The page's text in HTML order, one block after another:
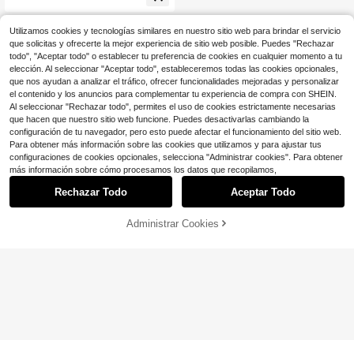
¡29% DE DESCUENTO! AÑADIR A LA BOLSA
Utilizamos cookies y tecnologías similares en nuestro sitio web para brindar el servicio
que solicitas y ofrecerte la mejor experiencia de sitio web posible. Puedes "Rechazar
todo", "Aceptar todo" o establecer tu preferencia de cookies en cualquier momento a tu
elección. Al seleccionar "Aceptar todo", estableceremos todas las cookies opcionales,
que nos ayudan a analizar el tráfico, ofrecer funcionalidades mejoradas y personalizar
el contenido y los anuncios para complementar tu experiencia de compra con SHEIN.
Al seleccionar "Rechazar todo", permites el uso de cookies estrictamente necesarias
que hacen que nuestro sitio web funcione. Puedes desactivarlas cambiando la
configuración de tu navegador, pero esto puede afectar el funcionamiento del sitio web.
Para obtener más información sobre las cookies que utilizamos y para ajustar tus
configuraciones de cookies opcionales, selecciona "Administrar cookies". Para obtener
más información sobre cómo procesamos los datos que recopilamos,
Rechazar Todo Aceptar Todo
Administrar Cookies